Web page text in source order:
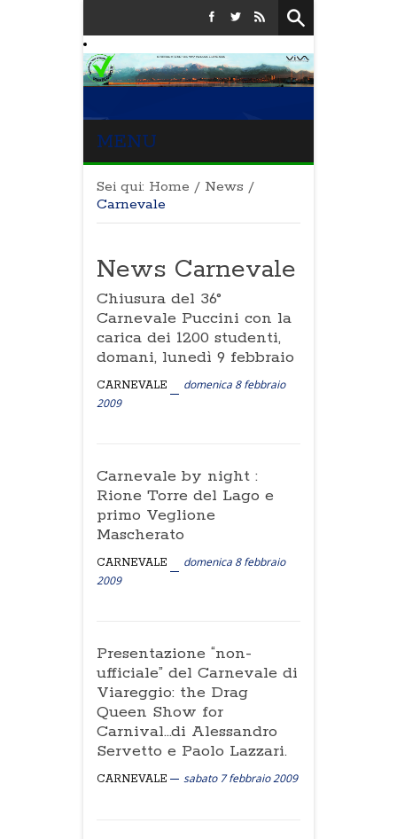
MENU
Sei qui: Home / News /
Carnevale
News Carnevale
Chiusura del 36°
Carnevale Puccini con la
carica dei 1200 studenti,
domani, lunedì 9 febbraio
CARNEVALE
domenica 8 febbraio
2009
Carnevale by night :
Rione Torre del Lago e
primo Veglione
Mascherato
CARNEVALE
domenica 8 febbraio
2009
Presentazione “non-
ufficiale” del Carnevale di
Viareggio: the Drag
Queen Show for
Carnival…di Alessandro
Servetto e Paolo Lazzari.
CARNEVALE sabato 7 febbraio 2009